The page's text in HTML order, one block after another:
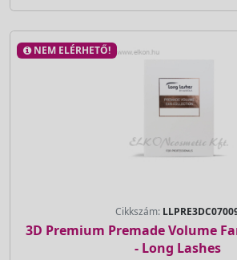
NEM ELÉRHETŐ!
Cikkszám:
3D Premium Premade Volume
- Long Lashes